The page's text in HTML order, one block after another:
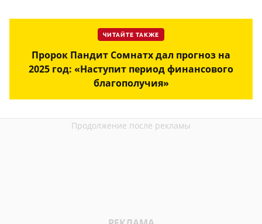
ЧИТАЙТЕ ТАКЖЕ
Пророк Пандит Сомнатх дал прогноз на
2025 год: «Наступит период финансового
благополучия»